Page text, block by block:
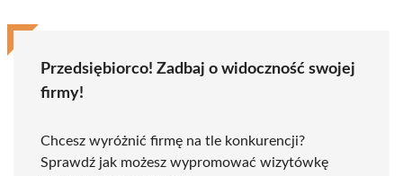
Przedsiębiorco! Zadbaj o widoczność swojej
firmy!
Chcesz wyróżnić firmę na tle konkurencji?
Sprawdź jak możesz wypromować wizytówkę